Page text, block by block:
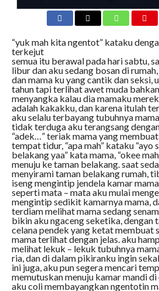
“yuk mah kita ngentot” kataku
terkejut
semua itu berawal pada hari sabtu, saat dimana sekolahku libur dan aku sedang bosan di rumah, pagi itu hanya ada aku dan mama ku yang cantik dan seksi, usianya yang sudah 38 tahun tapi terlihat awet muda bahkan banyak yang tidak menyangka kalau dia mamaku mereka mengira mamaku adalah kakakku, dan karena itulah terkadang saat dirumah aku selalu terbayang tubuhnya mama dan bahkan yang tidak terduga aku terangsang dengan mamaku sendiri. “adek…” teriak mama yang membuat aku beranjak dari tempat tidur, “apa mah” kataku “ayo sirami taman di belakang yaa” kata mama, “okee mah” kataku yang segera menuju ke taman belakang. saat sedang asyik – asyik nya menyirami taman belakang rumah, tiba – tiba muncul niat iseng mengintip jendela kamar mama yang terbuka, lalu seperti mata – mata aku mulai mengendap – endap dan mengintip sedikit kamarnya mama, dan aku langsung terdiam melihat mama sedang senam dengan pakaian yang bikin aku ngaceng seketika, dengan tank top hitam dan celana pendek yang ketat membuat setiap lekuk tubuh mama terlihat dengan jelas. aku hampir tidak berkedip melihat lekuk – lekuk tubuhnya mama yang sedang senam ria, dan di dalam pikiranku ingin sekali ngentotin mama saat ini juga, aku pun segera mencari tempat sepi dan aku memutuskan menuju kamar mandi di dalam kamarku, disana aku coli membayangkan ngentotin mama, “ohh ayo goyang terus mah, ohh yeah memek dan tubuh mama terbaik ohh ohh” ceracauku, dan setelah puas coli aku segera kembali ke taman di halaman belakang, lalu aku iseng mengintip jendela kamarnya mama, dan kali ini aku dibuat semakin tidak berkedip, mama sedang ganti baju dan saat aku mengintip, mama sedang membuka tank top nya dan yang disayangkan mama membelakangiku, dan saat tank top nya terlepas darii tubuhny dapat kulihat punggungnya yang mulus, “wooowww” batinku, dan aku mulai tidak berkedip saat mama mulai menurunkan celana pendeknya dan aku bisa melihat dengan jelas celana dalam yang mini dibalik celana pendeknya, mama ternyata suka pakai pakaian dalam yang seksi kataku dalam pikiranku. peristiwa tadi pagi masih terbayang – bayang di pikiranku sepanjang hari, dan saking tidak tahannya malam harinya sekitar jam 11, aku menyusup ke kamarnya mama dan aku buka perlahan – lahan dan kulihat mama tertidur pulas dengan selimut yang menutupi tubuhnya, aku lalu perlahan mendekati mama dan membuka selimutnya perlahan dan dibalik selimut itu mama memakai gaun tidur yang sangat minim, dan belahan dadanya terlihat membuatku gugup seketika. aku lalu dengan sedikit takut meraba pahanya mama yang putih mulus, dan selagi tangan kiriku meraba paha kiri mama tangan kananku mencoba meraba daerah intimnya mama, aku sedikit terkejut karena mama tidak memakai CD dan aku bisa merasakan kehangatan vaginanya yang masih tertutupi gaun tidurnya, lalu aku mulai beralih ke payudaranya dan aku mulai menyentuhnya perlahan sambil kuelus dan aku mulai menggenggam payudara besar itu, woowww mama juga gak pake BH sepertinya mama tidak memakai pakaian dalam ketika tidur, tapi aku tidak berani meremas takut mama terbangun, aku lalu segera ke kamar mandi dan menuntaskannya. besoknya saat disekolah, aku seperti biasa mengobrol dengan teman – temanku yang masuk golongan omes, “woyy semua, gue ada cerita menarik” kata temanku yang paling mesum, “apa apa” kataku, “gini, kapan itu tetangga gue cerita ada dukun yang bisa bikin ramuan bau – bauan yang efeknya bisa ngajak ngentot cewe yang nyium baunya itu”, mendengar cerita itu aku langsung tertarik karena cuma itu satu – satunya cara buat ngajak ngentot mama, saat pulang sekolah aku meminta temanku mengajak ke tempat dukun itu, 2 temanku yang lain juga ikut mereka rupanya pengen bisa ngajak ngentot pacar mereka, dan saat ditanya siapa yang kuajak ngentot aku cuma bisa jawab mau ajak ngentot tetangga, gak mungkin aku bilang ngajak ngentot mamaku, bisa heboh nanti. kami pun naik sepeda menuju tempat dukun itu, yang tidak jauh dari rumah temanku yang paling mesum itu, saat sampai disana temanku yang masuk dan mengobrol, cukup lama mereka mengobrol lalu dia keluar, “ehh bro bro, gua minta 3 helai rambut per orang, buat bahan ramuannya”, kami segera memberinya dan dia masuk lagi. sekitar 10 menit kemudian dia keluar dengan 3 botol, “nah ini ada nama kalian, jadi begitu ada cewe yang nyium bau ini, dia cuma mau ngentot sama orang ini saja, nah biar tau bekerja atau ndak, setelah si cewe nyium baunya tunggu sekitar 5 menit, dan setelah 5 menit coba datengi dia dan kalo dia cuma pake pakaian dalam, brarti efeknya bekerja dan lu bisa entotin sampe dia orgasme 2 kali dan habis itu dia tidur, pas tidur segera pakein dia pakaiannya supaya gk curiga, jangan ditinggal masih bugil dan jangan dipake diluar rumah, okee” katanya, “wokeee” kata kami dengan serentak. aku segera pulang dan ingin segera mencobanya, sesampai di rumah aku mencari mama dan mama ada di kamar masih melipat pakaian, “ehh udah pulang yaa”, “iyaa hehehe” kataku, aku lalu berlalu dan menuju ke halaman belakang dan disana aku menuju jendela kamar mama, kulihat mama membelakangi jendela dan aku mulai membuka botolnya dan menebar bau – bauan nya, aku lalu segera menuju kamarku dan menunggu selama 5 menit. 5 menit sudah berlalu dan aku segera menuju kamarnya mama, dan benar ternyata mama cuma pake BH dan CD sambil berbaring di tempat tidur, aku lalu mendekatinya dengan gugup, aku lalu perlahan naik ke ranjang dan berbaring dekat mama, “ohhh ada apa sayang” kata mama yang membuatku mulai berpikiran gila, “ummm anu, kok mama gak pake baju” kataku masih sedikit gugup, “ehhh ummhh ndak tau juga tiba – tiba mama kepengen aja bertelanjang” kata mama, aku akhirnya mulai berani karena dedekku mulai berontak dengan keras, “mah ayo kita ngentot” kataku, “hahhh” kata mama sedikit heran, “kenapa mah” tanyaku, “kok kamu tau aja mama pengen begituan, ayo sini sayang” kata mama yang berdiri dan menungging diatasku dan mulai menyambar bibirku dengan ganas, aku tidak mau kalah langsung mencumbu bibirnya mama dengan ganas, sambil berciuman mama berusaha melepas kaos dan celanaku lalu diikuti CD ku dan sekarang aku sudah bertelanjang bulat, “mama curang, belum telanjang” kataku, “oh iyaa hehehe, ayo sini lepasin BH nya mama” kata mama yang langsung membelakangiku, aku sedikit kesulitan melepasnya, tapi akhirnya bisa lepas